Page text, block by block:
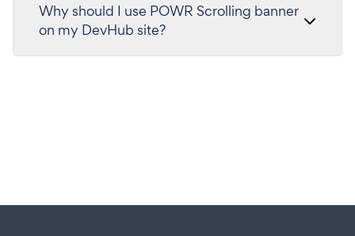
Why should I use POWR Scrolling banner
on my DevHub site?